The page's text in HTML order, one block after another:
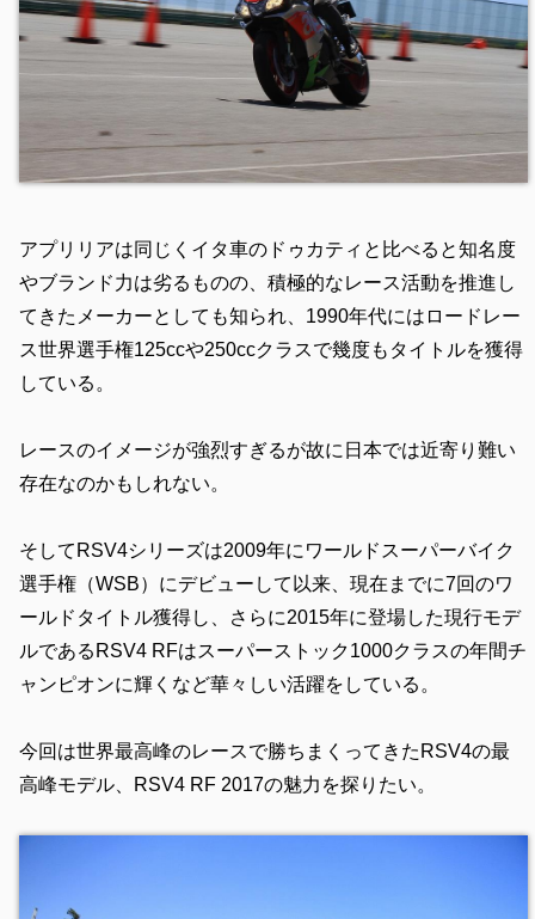
アプリリアは同じくイタ車のドゥカティと比べると知名度
やブランド力は劣るものの、積極的なレース活動を推進し
てきたメーカーとしても知られ、1990年代にはロードレー
ス世界選手権125ccや250ccクラスで幾度もタイトルを獲得
している。
レースのイメージが強烈すぎるが故に日本では近寄り難い
存在なのかもしれない。
そしてRSV4シリーズは2009年にワールドスーパーバイク
選手権（WSB）にデビューして以来、現在までに7回のワ
ールドタイトル獲得し、さらに2015年に登場した現行モデ
ルであるRSV4 RFはスーパーストック1000クラスの年間チ
ャンピオンに輝くなど華々しい活躍をしている。
今回は世界最高峰のレースで勝ちまくってきたRSV4の最
高峰モデル、RSV4 RF 2017の魅力を探りたい。